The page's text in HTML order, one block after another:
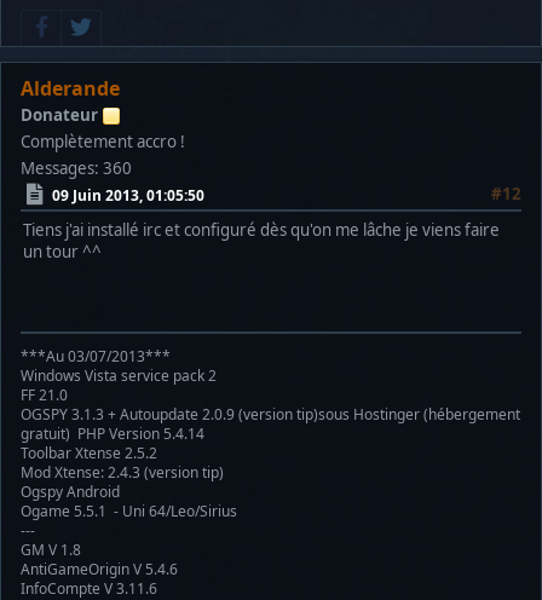
Alderande
Donateur
Complètement accro !
Messages: 360
09 Juin 2013, 01:05:50
#12
Tiens j'ai installé irc et configuré dès qu'on me lâche je viens faire
un tour ^^
***Au 03/07/2013***
Windows Vista service pack 2
FF 21.0
OGSPY 3.1.3 + Autoupdate 2.0.9 (version tip)sous Hostinger (hébergement
gratuit) PHP Version 5.4.14
Toolbar Xtense 2.5.2
Mod Xtense: 2.4.3 (version tip)
Ogspy Android
Ogame 5.5.1 - Uni 64/Leo/Sirius
---
GM V 1.8
AntiGameOrigin V 5.4.6
InfoCompte V 3.11.6